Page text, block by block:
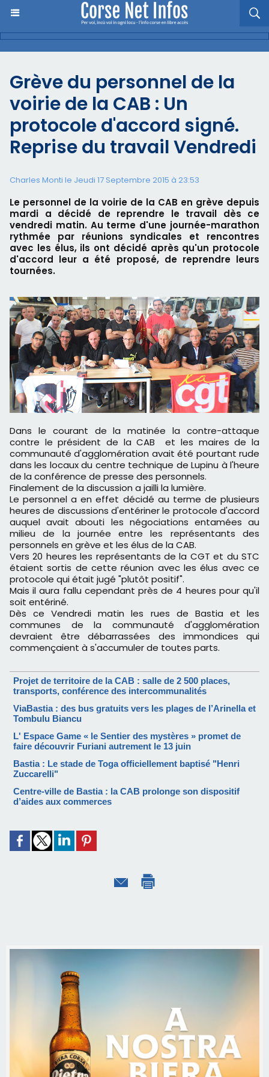
Grève du personnel de la
voirie de la CAB : Un
protocole d'accord signé.
Reprise du travail Vendredi
Charles Monti le Jeudi 17 Septembre 2015 à 23:53
Le personnel de la voirie de la CAB en grève depuis
mardi a décidé de reprendre le travail dès ce
vendredi matin. Au terme d'une journée-marathon
rythmée par réunions syndicales et rencontres
avec les élus, ils ont décidé après qu'un protocole
d'accord leur a été proposé, de reprendre leurs
tournées.
Dans le courant de la matinée la contre-attaque
contre le président de la CAB et les maires de la
communauté d'agglomération avait été pourtant rude
dans les locaux du centre technique de Lupinu à l'heure
de la conférence de presse des personnels.
Finalement de la discussion a jailli la lumière.
Le personnel a en effet décidé au terme de plusieurs
heures de discussions d'entériner le protocole d'accord
auquel avait abouti les négociations entamées au
milieu de la journée entre les représentants des
personnels en grève et les élus de la CAB.
Vers 20 heures les représentants de la CGT et du STC
étaient sortis de cette réunion avec les élus avec ce
protocole qui était jugé "plutôt positif".
Mais il aura fallu cependant près de 4 heures pour qu'il
soit entériné.
Dès ce Vendredi matin les rues de Bastia et les
communes de la communauté d'agglomération
devraient être débarrassées des immondices qui
commençaient à s'accumuler de toutes parts.
Projet de territoire de la CAB : salle de 2 500 places,
transports, conférence des intercommunalités
ViaBastia : des bus gratuits vers les plages de l’Arinella et
Tombulu Biancu
L' Espace Game « le Sentier des mystères » promet de
faire découvrir Furiani autrement le 13 juin
Bastia : Le stade de Toga officiellement baptisé "Henri
Zuccarelli"
Centre-ville de Bastia : la CAB prolonge son dispositif
d’aides aux commerces